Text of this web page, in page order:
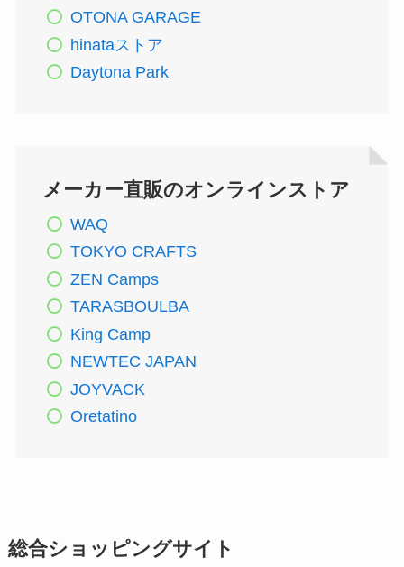
OTONA GARAGE
hinataストア
Daytona Park
メーカー直販のオンラインストア
WAQ
TOKYO CRAFTS
ZEN Camps
TARASBOULBA
King Camp
NEWTEC JAPAN
JOYVACK
Oretatino
総合ショッピングサイト